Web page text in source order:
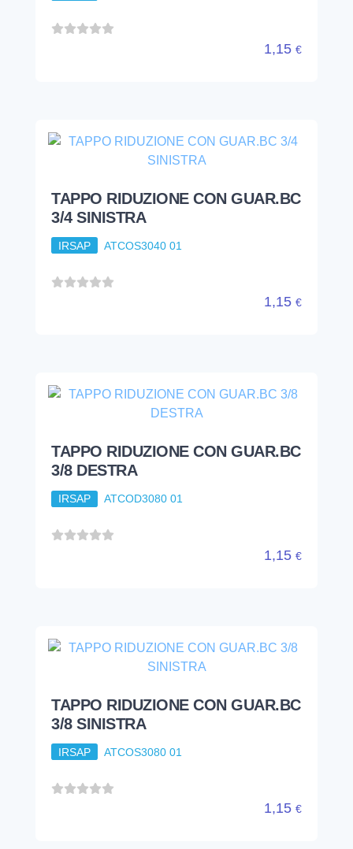
1,15 €
TAPPO RIDUZIONE CON GUAR.BC
3/4 SINISTRA
IRSAP ATCOS3040 01
1,15 €
TAPPO RIDUZIONE CON GUAR.BC
3/8 DESTRA
IRSAP ATCOD3080 01
1,15 €
TAPPO RIDUZIONE CON GUAR.BC
3/8 SINISTRA
IRSAP ATCOS3080 01
1,15 €